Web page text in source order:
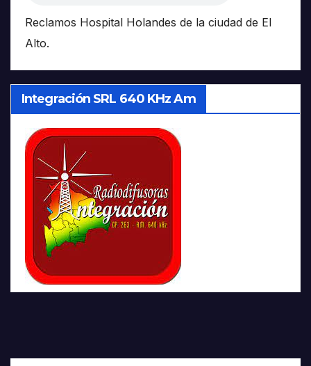
Reclamos Hospital Holandes de la ciudad de El
Alto.
Integración SRL 640 KHz Am